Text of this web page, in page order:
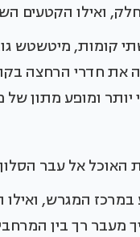
ואילו הקטעים
קומות, מיטשטש
את חדרי הרחצה
יותר ומופע מתון
האוכל אל עבר
המגרש,
מעבר רך בין